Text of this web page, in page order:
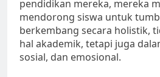
pendidikan mereka, mereka
mendorong siswa untuk
berkembang secara holistik,
hal akademik, tetapi juga
sosial, dan emosional.